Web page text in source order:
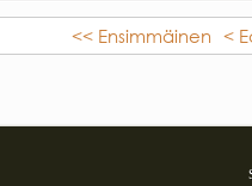
<< Ensimmäinen <